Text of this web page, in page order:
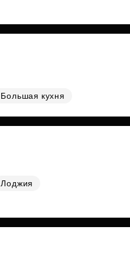
Большая кухня
Лоджия